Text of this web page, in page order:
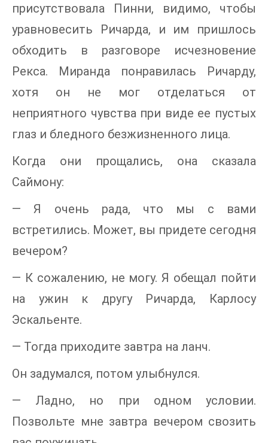
присутствовала Пинни, видимо, чтобы
уравновесить Ричарда, и им пришлось
обходить в разговоре исчезновение
Рекса. Миранда понравилась Ричарду,
хотя он не мог отделаться от
неприятного чувства при виде ее пустых
глаз и бледного безжизненного лица.
Когда они прощались, она сказала
Саймону:
— Я очень рада, что мы с вами
встретились. Может, вы придете сегодня
вечером?
— К сожалению, не могу. Я обещал пойти
на ужин к другу Ричарда, Карлосу
Эскальенте.
— Тогда приходите завтра на ланч.
Он задумался, потом улыбнулся.
— Ладно, но при одном условии.
Позвольте мне завтра вечером свозить